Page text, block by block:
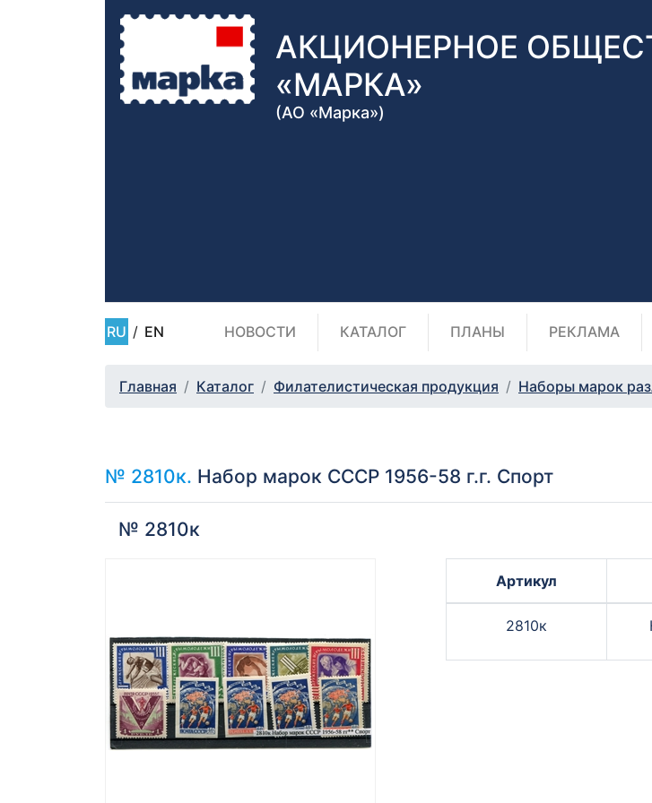
АКЦИОНЕРНОЕ
«МАРКА»
(АО «Марка»)
RU / EN НОВОСТИ КАТАЛОГ ПЛАНЫ РЕКЛАМА
Главная Каталог Филателистическая продукция Наборы марок
№ 2810к. Набор марок СССР 1956-58 г.г. Спорт
№ 2810к
Артикул
2810к